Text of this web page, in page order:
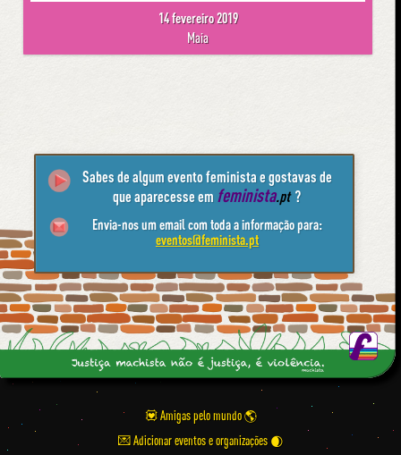
14 fevereiro 2019
Maia
Sabes de algum evento feminista e gostavas de
que aparecesse em feminista.pt ?
Envia-nos um email com toda a informação para:
eventos@feminista.pt
💟 Amigas pelo mundo
💌 Adicionar eventos e organizações